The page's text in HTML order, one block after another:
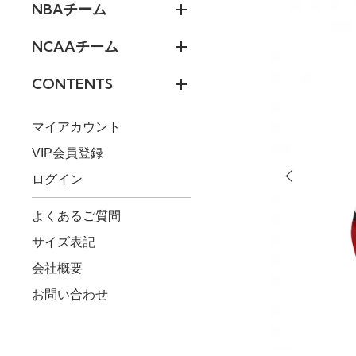
NBAチーム
NCAAチーム
CONTENTS
マイアカウント
VIP会員登録
ログイン
よくあるご質問
サイズ表記
会社概要
お問い合わせ